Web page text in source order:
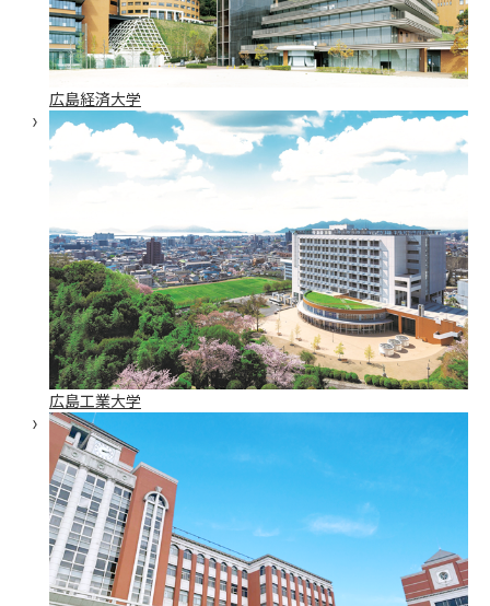
広島経済大学
広島工業大学